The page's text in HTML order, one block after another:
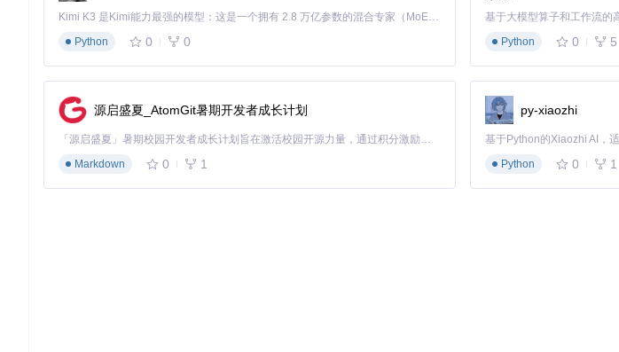
Kimi K3 是Kimi能力最强的模型：这是一个拥有 2.8 万亿参数的混合专家（MoE）模型，具备原生视觉理解能力，并支持 100 万 token 的上下文窗口。
Python
0 0
基于大模型算子和工作流的
Python
0 5
源启盛夏_AtomGit暑期开发者成长计划
「源启盛夏」暑期校园开发者成长计划旨在激活校园开源力量，通过积分激励、认证扶持、资源倾斜等形式，引导高校组织和开发者完成「入驻 — 建项目 — 做贡献 — 获认证 — 得资源」的完整闭环。无论你是想带领社团入驻平台的组织者，还是希望用代码贡献证明自己的开发者，都能在这里找到属于你的成长路径。
Markdown
0 1
py-xiaozhi
Python
0 1